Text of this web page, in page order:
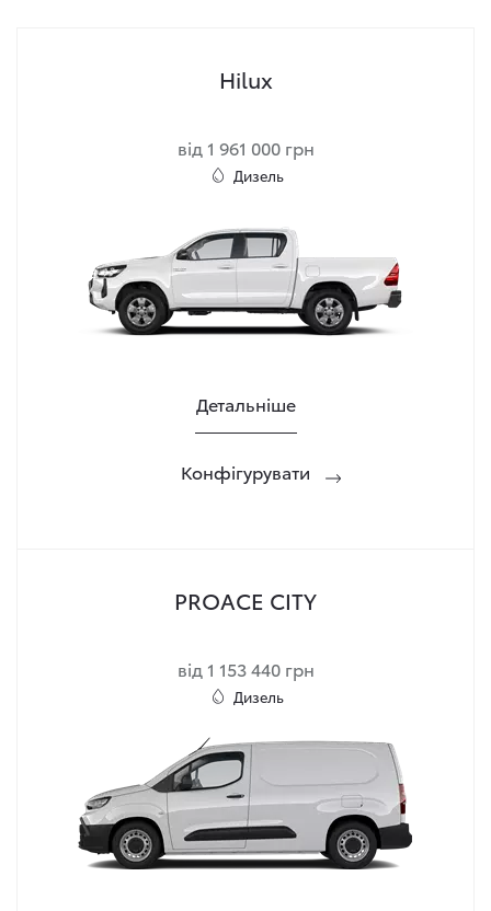
Hilux
від 1 961 000 грн
Дизель
Детальніше
Конфігурувати
PROACE CITY
від 1 153 440 грн
Дизель